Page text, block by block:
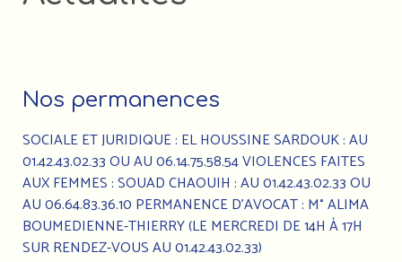
Nos permanences
SOCIALE ET JURIDIQUE : EL HOUSSINE SARDOUK : AU
01.42.43.02.33 OU AU 06.14.75.58.54 VIOLENCES FAITES
AUX FEMMES : SOUAD CHAOUIH : AU 01.42.43.02.33 OU
AU 06.64.83.36.10 PERMANENCE D’AVOCAT : M° ALIMA
BOUMEDIENNE-THIERRY (LE MERCREDI DE 14H À 17H
SUR RENDEZ-VOUS AU 01.42.43.02.33)